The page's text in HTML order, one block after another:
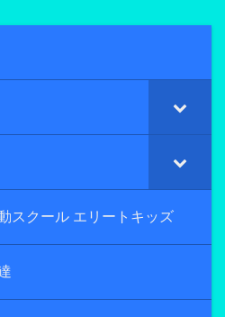
スクール エリートキッズ